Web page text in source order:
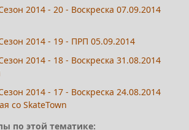
2014 - 20 - Воскреска 07.09.2014
2014 - 19 - ПРП 05.09.2014
2014 - 18 - Воскреска 31.08.2014
2014 - 17 - Воскреска 24.08.2014
со SkateTown
по этой тематике: